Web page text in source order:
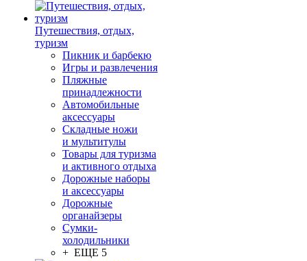
Путешествия, отдых,
туризм
Пикник и барбекю
Игры и развлечения
Пляжные
принадлежности
Автомобильные
аксессуары
Складные ножи
и мультитулы
Товары для туризма
и активного отдыха
Дорожные наборы
и аксессуары
Дорожные
органайзеры
Сумки-
холодильники
+ ЕЩЕ 5